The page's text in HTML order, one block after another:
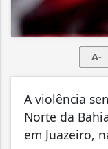
A-
A violência
Norte da
em Juazeiro,